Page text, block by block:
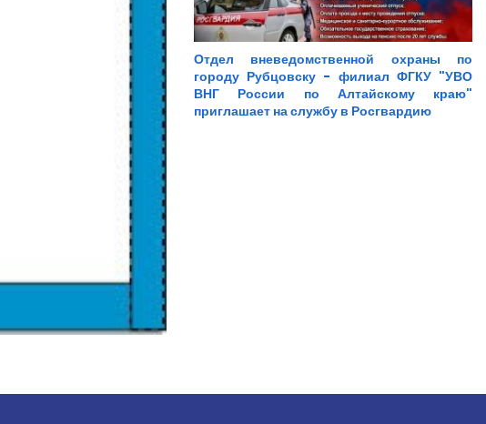
Отдел вневедомственной охраны по
городу Рубцовску - филиал ФГКУ "УВО
ВНГ России по Алтайскому краю"
приглашает на службу в Росгвардию